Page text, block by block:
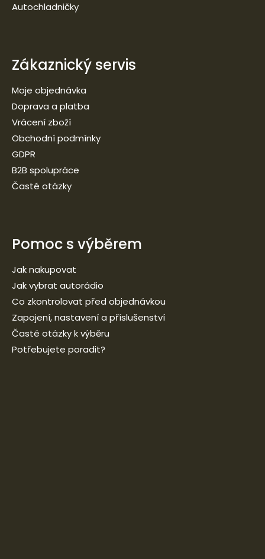
Autochladničky
Zákaznický servis
Moje objednávka
Doprava a platba
Vrácení zboží
Obchodní podmínky
GDPR
B2B spolupráce
Časté otázky
Pomoc s výběrem
Jak nakupovat
Jak vybrat autorádio
Co zkontrolovat před objednávkou
Zapojení, nastavení a příslušenství
Časté otázky k výběru
Potřebujete poradit?